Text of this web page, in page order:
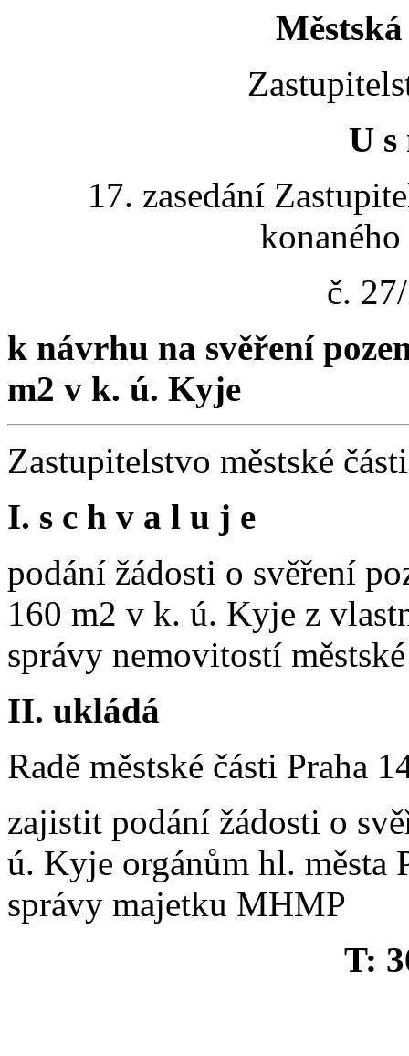
U s
17. zasedání
č.
k návrhu na svěření
m2 v k. ú. Kyje
Zastupitelstvo městské
I. s c h v a l u j e
podání žádosti o svěření
160 m2 v k. ú. Kyje z
správy nemovitostí
II. ukládá
Radě městské části Praha
zajistit podání žádosti o
ú. Kyje orgánům hl. města
správy majetku MHMP
T: